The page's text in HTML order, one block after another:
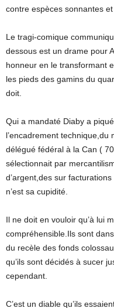
contre espèces sonnantes et
Le tragi-comique
dessous est un drame pour
honneur en le transformant
les pieds des gamins du
doit.
Qui a mandaté Diaby a
l’encadrement
délégué fédéral à la Can (
sélectionnait par
d’argent,des sur
n’est sa cupidité.
Il ne doit en vouloir qu’à lui
compréhensible.Ils sont
du recèle des fonds
qu’ils sont décidés à sucer
cependant.
C’est un diable qu’ils